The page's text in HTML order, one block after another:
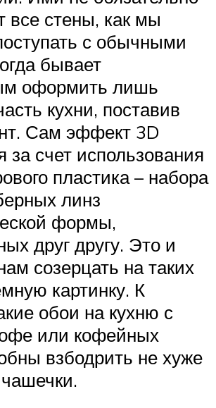
стены, как мы
с обычными
бывает
оформить лишь
кухни, поставив
Сам эффект 3D
за счет использования
пластика – набора
линз
формы,
друг другу. Это и
созерцать на таких
картинку. К
обои на кухню с
или кофейных
взбодрить не хуже